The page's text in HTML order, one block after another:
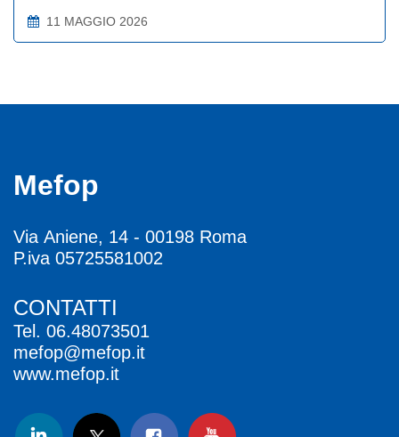
11 MAGGIO 2026
Mefop
Via Aniene, 14 - 00198 Roma
P.iva 05725581002
CONTATTI
Tel. 06.48073501
mefop@mefop.it
www.mefop.it